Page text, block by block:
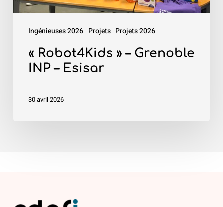
Ingénieuses 2026 Projets Projets 2026
« Robot4Kids » – Grenoble
INP – Esisar
30 avril 2026